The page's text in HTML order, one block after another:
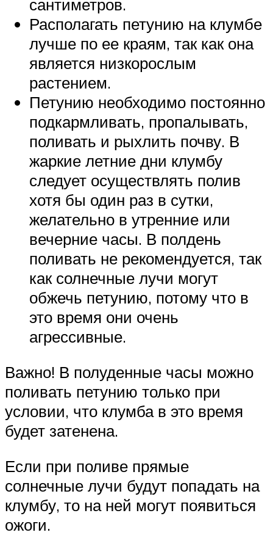
сантиметров.
Располагать петунию на клумбе
лучше по ее краям, так как она
является низкорослым
растением.
Петунию необходимо постоянно
подкармливать, пропалывать,
поливать и рыхлить почву. В
жаркие летние дни клумбу
следует осуществлять полив
хотя бы один раз в сутки,
желательно в утренние или
вечерние часы. В полдень
поливать не рекомендуется, так
как солнечные лучи могут
обжечь петунию, потому что в
это время они очень
агрессивные.
Важно! В полуденные часы можно
поливать петунию только при
условии, что клумба в это время
будет затенена.
Если при поливе прямые
солнечные лучи будут попадать на
клумбу, то на ней могут появиться
ожоги.